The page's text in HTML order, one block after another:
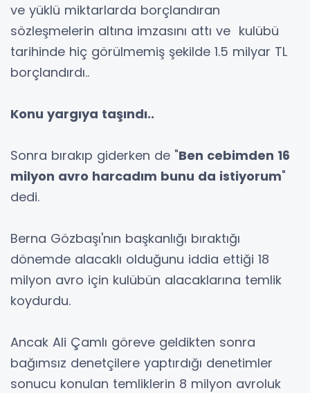
ve yüklü miktarlarda borçlandıran
sözleşmelerin altına imzasını attı ve kulübü
tarihinde hiç görülmemiş şekilde 1.5 milyar TL
borçlandırdı..
Konu yargıya taşındı..
Sonra bırakıp giderken de "Ben cebimden 16
milyon avro harcadım bunu da istiyorum"
dedi.
Berna Gözbaşı'nın başkanlığı bıraktığı
dönemde alacaklı olduğunu iddia ettiği 18
milyon avro için kulübün alacaklarına temlik
koydurdu.
Ancak Ali Çamlı göreve geldikten sonra
bağımsız denetçilere yaptırdığı denetimler
sonucu konulan temliklerin 8 milyon avroluk